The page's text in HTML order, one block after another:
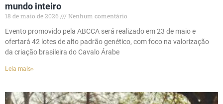
mundo inteiro
18 de maio de 2026
Nenhum comentário
Evento promovido pela ABCCA será realizado em 23 de maio e
ofertará 42 lotes de alto padrão genético, com foco na valorização
da criação brasileira do Cavalo Árabe
Leia mais»